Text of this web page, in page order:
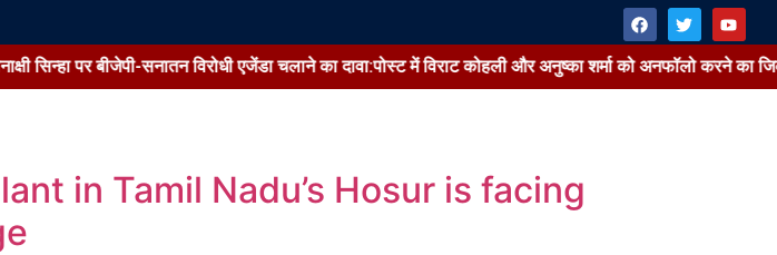
सनातन विरोधी एजेंडा चलाने का दावा:पोस्ट में विराट कोहली और अनुष्का शर्मा को अनफॉलो करने का जिक्र; जानें
in Tamil Nadu’s Hosur is facing